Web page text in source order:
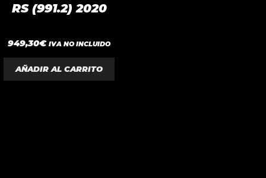
RS (991.2) 2020
0
d
e
5
949,30€ IVA NO INCLUIDO
AÑADIR AL CARRITO